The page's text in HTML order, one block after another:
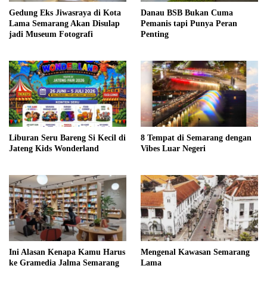
Gedung Eks Jiwasraya di Kota
Lama Semarang Akan Disulap
jadi Museum Fotografi
Danau BSB Bukan Cuma
Pemanis tapi Punya Peran
Penting
Liburan Seru Bareng Si Kecil di
Jateng Kids Wonderland
8 Tempat di Semarang dengan
Vibes Luar Negeri
Ini Alasan Kenapa Kamu Harus
ke Gramedia Jalma Semarang
Mengenal Kawasan Semarang
Lama